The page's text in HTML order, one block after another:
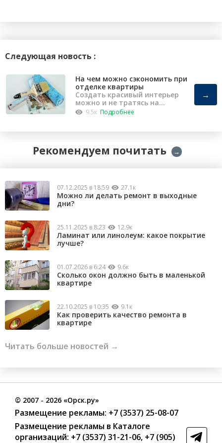
Следующая новость :
На чем можно сэкономить при
отделке квартиры
Создать красивый интерьер
можно и не тратясь на
капремонт
9.5к Подробнее
→
Рекомендуем почитать →
07.12.2025 в 18:59 27.1к
Можно ли делать ремонт в выходные
дни?
25.11.2025 в 8:23 12.9к
Ламинат или линолеум: какое покрытие
лучше?
01.07.2026 в 6:24 9.6к
Сколько окон должно быть в маленькой
квартире
22.10.2025 в 10:35 9.1к
Как проверить качество ремонта в
квартире
Читать больше новостей →
© 2007 - 2026 «Орск.ру»
Размещение рекламы: +7 (3537) 25-08-07
Размещение рекламы в Каталоге
организаций: +7 (3537) 31-21-06, +7 (905)